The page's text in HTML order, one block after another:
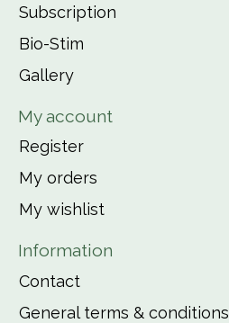
Subscription
Bio-Stim
Gallery
My account
Register
My orders
My wishlist
Information
Contact
General terms & conditions